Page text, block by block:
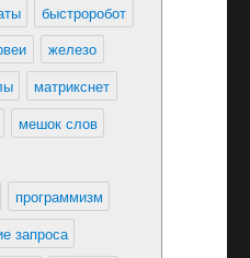
быстроробот
железо
матрикснет
мешок слов
программизм
запроса